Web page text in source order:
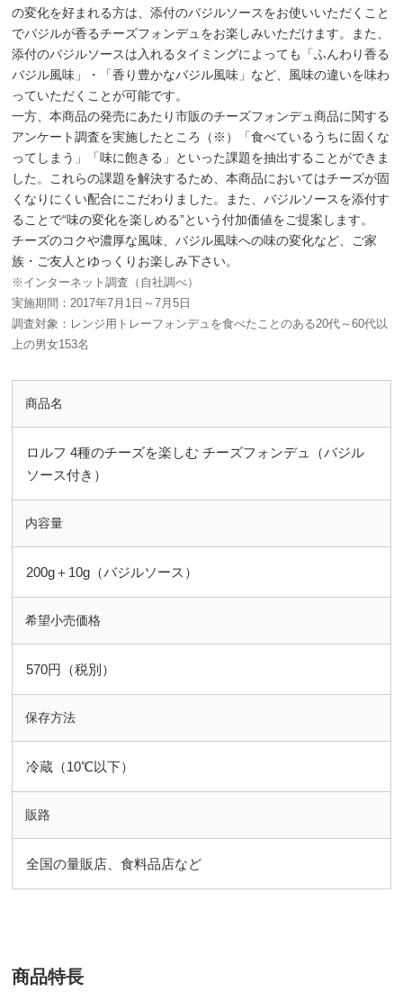
の変化を好まれる方は、添付のバジルソースをお使いいただくこと
でバジルが香るチーズフォンデュをお楽しみいただけます。また、
添付のバジルソースは入れるタイミングによっても「ふんわり香る
バジル風味」・「香り豊かなバジル風味」など、風味の違いを味わ
っていただくことが可能です。
一方、本商品の発売にあたり市販のチーズフォンデュ商品に関する
アンケート調査を実施したところ（※）「食べているうちに固くな
ってしまう」「味に飽きる」といった課題を抽出することができま
した。これらの課題を解決するため、本商品においてはチーズが固
くなりにくい配合にこだわりました。また、バジルソースを添付す
ることで“味の変化を楽しめる”という付加価値をご提案します。
チーズのコクや濃厚な風味、バジル風味への味の変化など、ご家
族・ご友人とゆっくりお楽しみ下さい。
※インターネット調査（自社調べ）
実施期間：2017年7月1日～7月5日
調査対象：レンジ用トレーフォンデュを食べたことのある20代～60代以
上の男女153名
商品名
ロルフ 4種のチーズを楽しむ チーズフォンデュ（バジル
ソース付き）
内容量
200g＋10g（バジルソース）
希望小売価格
570円（税別）
保存方法
冷蔵（10℃以下）
販路
全国の量販店、食料品店など
商品特長